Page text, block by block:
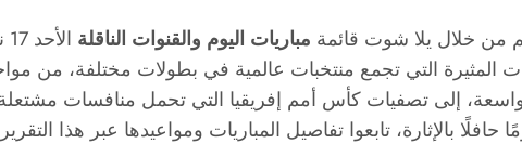
من خلال يلا شوت قائمة مباريات اليوم والقنوات الناقلة
المثيرة التي تجمع منتخبات عالمية في بطولات مختلفة، من
واسعة، إلى تصفيات كأس أمم إفريقيا التي تحمل منافسات
حافلًا بالإثارة، تابعوا تفاصيل المباريات ومواعيدها عبر هذا